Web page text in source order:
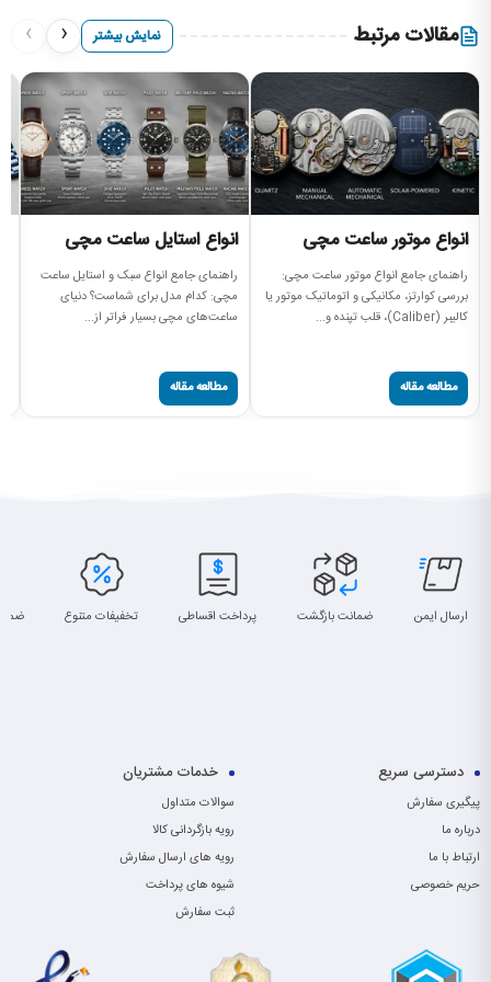
مقالات مرتبط نمایش بیشتر ‹
›
انواع موتور ساعت مچی
راهنمای جامع انواع موتور ساعت مچی:
بررسی کوارتز، مکانیکی و اتوماتیک موتور یا
کالیبر (Caliber)، قلب تپنده و...
مطالعه مقاله
انواع استایل ساعت مچی
راهنمای جامع انواع سبک و استایل ساعت
مچی: کدام مدل برای شماست؟ دنیای
ساعت‌های مچی بسیار فراتر از...
مطالعه مقاله
ارسال ایمن ضمانت بازگشت پرداخت اقساطی تخفیفات متنوع
دسترسی سریع
پیگیری سفارش
درباره ما
ارتباط با ما
حریم خصوصی
خدمات مشتریان
سوالات متداول
رویه بازگردانی کالا
رویه های ارسال سفارش
شیوه های پرداخت
ثبت سفارش